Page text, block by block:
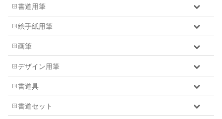
書道用筆
絵手紙用筆
画筆
デザイン用筆
書道具
書道セット